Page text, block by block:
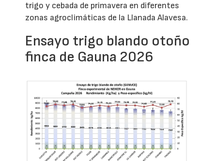
trigo y cebada de primavera en diferentes
zonas agroclimáticas de la Llanada Alavesa.
Ensayo trigo blando otoño
finca de Gauna 2026